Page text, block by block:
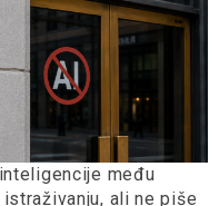
među
ali ne piše